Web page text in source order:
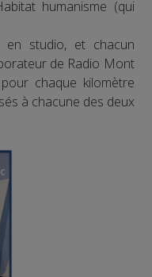
humanisme (qui
en studio, et chacun
de Radio Mont
chaque kilomètre
à chacune des deux